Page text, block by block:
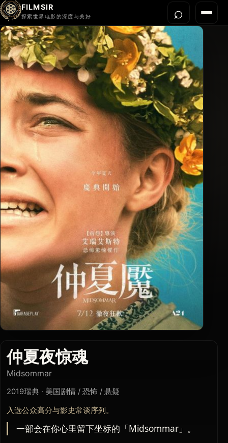
FILMSIR
探索世界电影的深度与美好 菜单
首页
今晚看什么
世界电影节
导演宇宙
影片库
影评与解读
⌕打开
仲夏夜惊魂
Midsommar
2019瑞典 · 美国剧情 / 恐怖 / 悬疑
入选公众高分与影史常谈序列。
一部会在你心里留下坐标的「Midsommar」。